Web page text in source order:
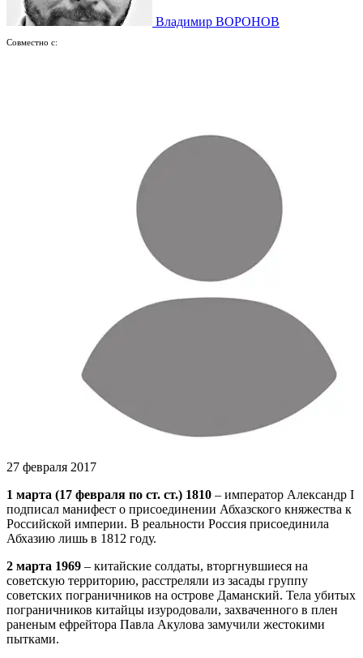
Владимир ВОРОНОВ
Совместно с:
27 февраля 2017
1 марта (17 февраля по ст. ст.) 1810 – император Александр I
подписал манифест о присоединении Абхазского княжества к
Российской империи. В реальности Россия присоединила
Абхазию лишь в 1812 году.
2 марта 1969 – китайские солдаты, вторгнувшиеся на
советскую территорию, расстреляли из засады группу
советских пограничников на острове Даманский. Тела убитых
пограничников китайцы изуродовали, захваченного в плен
раненым ефрейтора Павла Акулова замучили жестокими
пытками.